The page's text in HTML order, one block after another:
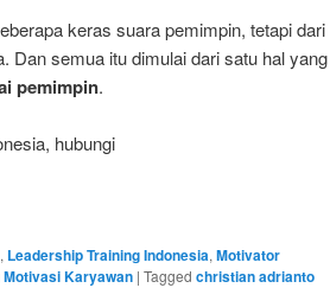
keras suara pemimpin, tetapi dari
Dan semua itu dimulai dari satu hal yang
pemimpin.
hubungi
, Leadership Training Indonesia, Motivator
Motivasi Karyawan | Tagged christian adrianto